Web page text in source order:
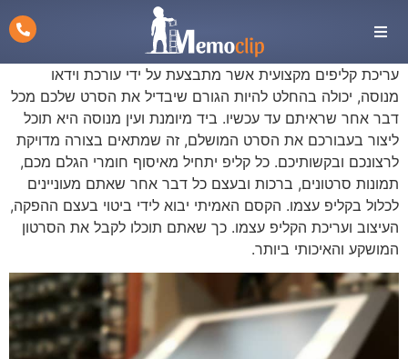
עריכת קליפים מקצועית אשר מתבצעת על ידי עורכת וידאו
מנוסה, יכולה בהחלט להיות הגורם שיבדיל את הסרט שלכם מכל
דבר אחר שראיתם עד עכשיו. ביד מיומנת ועין מנוסה היא תוכל
ליצור בעבורכם את הסרט המושלם, זה שמתאים בצורה מדויקת
לרצונכם ובקשותיכם. כל קליפ יתחיל מאיסוף חומרי הגלם מכם,
תמונות סרטונים, ברכות ובעצם כל דבר אחר שאתם מעוניינים
לכלול בקליפ עצמו. הקסם האמיתי יבוא לידי ביטוי בעצם ההפקה,
העיצוב ועריכת הקליפ עצמו. כך שאתם תוכלו לקבל את הסרטון
המושקע והאיכותי ביותר.